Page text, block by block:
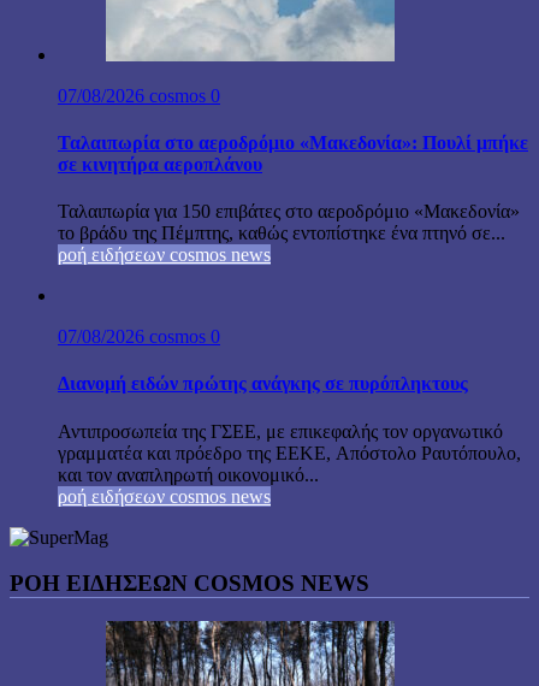
07/08/2026 cosmos 0
Ταλαιπωρία στο αεροδρόμιο «Μακεδονία»: Πουλί μπήκε
σε κινητήρα αεροπλάνου
Ταλαιπωρία για 150 επιβάτες στο αεροδρόμιο «Μακεδονία»
το βράδυ της Πέμπτης, καθώς εντοπίστηκε ένα πτηνό σε...
ροή ειδήσεων cosmos news
07/08/2026 cosmos 0
Διανομή ειδών πρώτης ανάγκης σε πυρόπληκτους
Αντιπροσωπεία της ΓΣΕΕ, με επικεφαλής τον οργανωτικό
γραμματέα και πρόεδρο της ΕΕΚΕ, Απόστολο Ραυτόπουλο,
και τον αναπληρωτή οικονομικό...
ροή ειδήσεων cosmos news
ΡΟΉ ΕΙΔΉΣΕΩΝ COSMOS NEWS